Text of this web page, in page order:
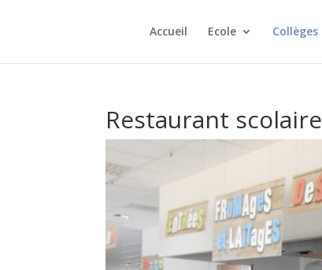
Accueil Ecole Collèges
Restaurant scolaire